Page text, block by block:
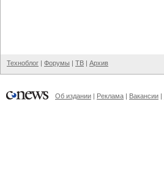
Техноблог | Форумы | ТВ | Архив
Об издании | Реклама | Вакансии |